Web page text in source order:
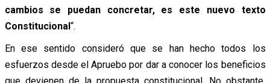
cambios se puedan concretar, es este nuevo texto
Constitucional“.
En ese sentido consideró que se han hecho todos los
esfuerzos desde el Apruebo por dar a conocer los beneficios
que devienen de la propuesta constitucional. No obstante,